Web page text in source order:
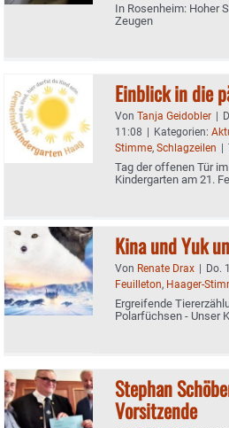
In Rosenheim: Hoher
Zeugen
Einblick in die
Von Tanja Geidobler |
11:08 | Kategorien:
Stimme, Schlagzeilen |
Tag der offenen Tür
Kindergarten am 21.
Kina und Yuk
Von Renate Drax | Do.
Feuilleton, Haager-
Ergreifende
Polarfüchsen - Unser
Stephan
Vorsitzende